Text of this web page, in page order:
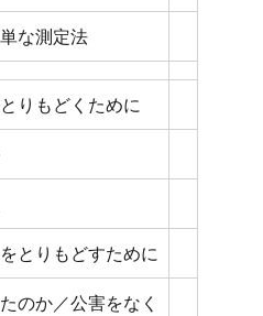
な測定法
りもどくために
とりもどすために
のか／公害をなく